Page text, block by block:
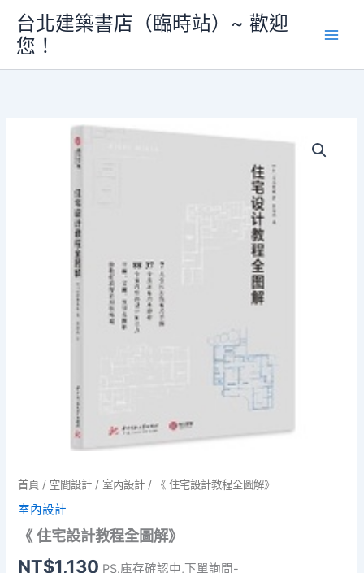
要
台北建築書店（臨時站）~ 歡迎
您！
首頁 / 空間設計 / 室內設計 / 《 住宅設計教程全圖解》
室內設計
《 住宅設計教程全圖解》
NT$1,130 PS.庫存確認中,下單詢問-
設
計
教